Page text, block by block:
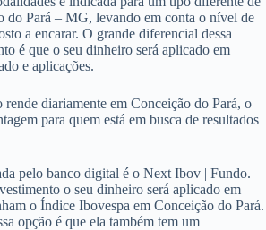
do Pará – MG, levando em conta o nível de
a encarar. O grande diferencial dessa
é que o seu dinheiro será aplicado em
e aplicações.
diariamente em Conceição do Pará, o
para quem está em busca de resultados
pelo banco digital é o Next Ibov | Fundo.
o seu dinheiro será aplicado em
o Índice Ibovespa em Conceição do Pará.
opção é que ela também tem um